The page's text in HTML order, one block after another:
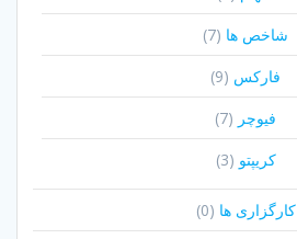
شاخص ها (7)
فارکس (9)
فیوچر (7)
کریپتو (3)
کارگزاری ها (0)